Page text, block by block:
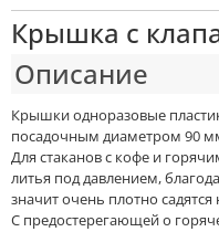
Крышка с
Описание
Крышки одноразовые
посадочным диаметром 90
Для стаканов с кофе и
литья под давлением,
значит очень плотно
С предостерегающей о